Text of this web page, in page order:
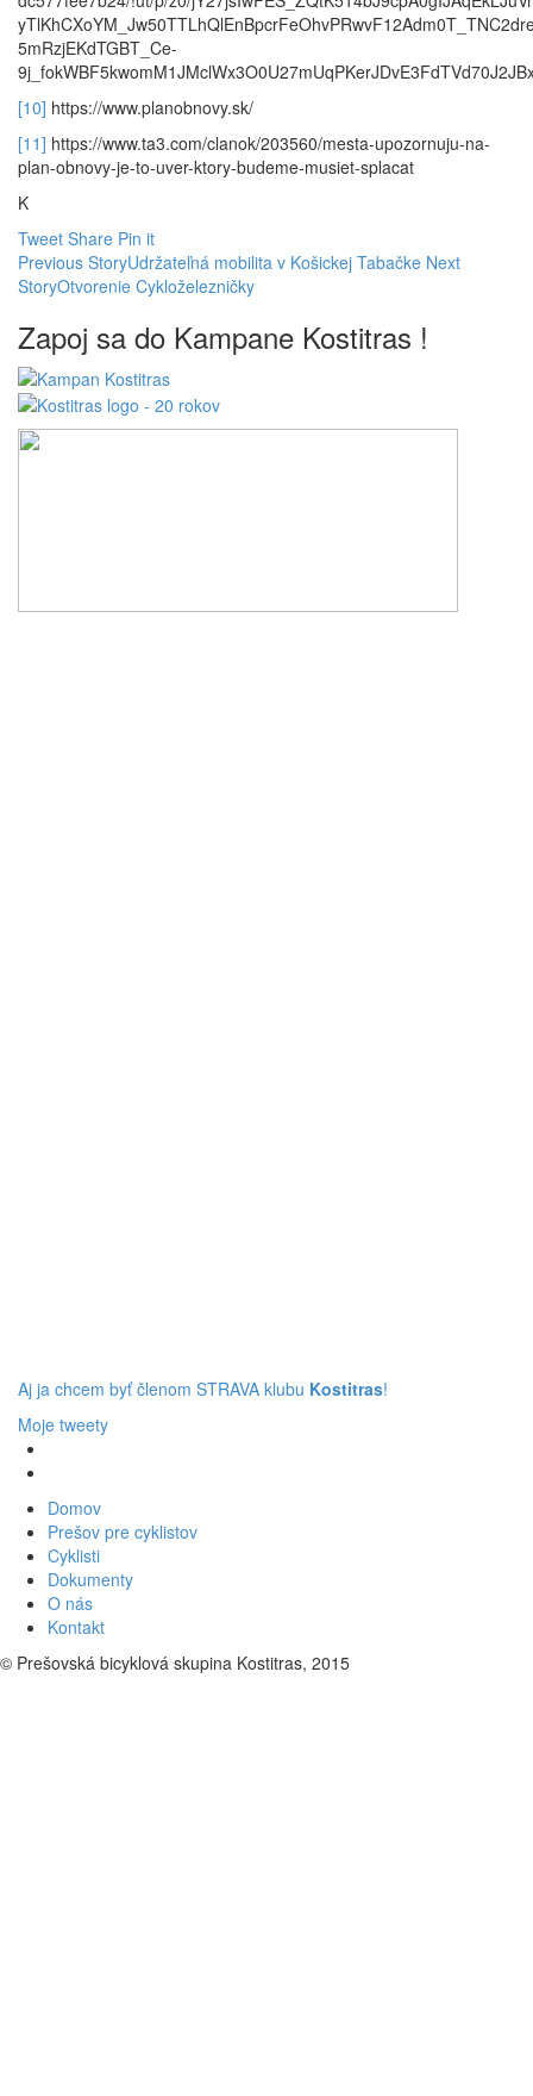
5mRzjEKdTGBT_Ce-
[10] https://www.planobnovy.sk/
[11] https://www.ta3.com/clanok/203560/mesta-upozornuju-na-
plan-obnovy-je-to-uver-ktory-budeme-musiet-splacat
K
Tweet Share Pin it
Previous StoryUdržateľná mobilita v Košickej Tabačke Next
StoryOtvorenie Cykloželezničky
Zapoj sa do Kampane Kostitras !
Aj ja chcem byť členom STRAVA klubu Kostitras!
Moje tweety
Domov
Prešov pre cyklistov
Cyklisti
Dokumenty
O nás
Kontakt
© Prešovská bicyklová skupina Kostitras, 2015